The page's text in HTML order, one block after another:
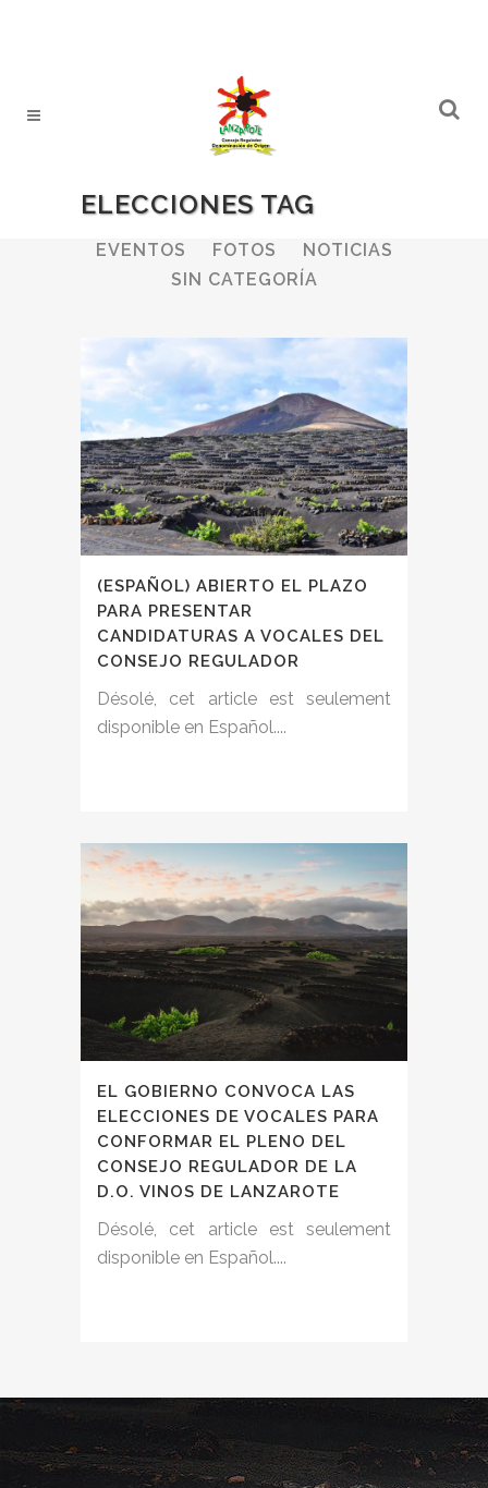
ELECCIONES TAG
ALL BODEGAS
BOLETINES
EVENTOS
FOTOS
NOTICIAS
SIN CATEGORÍA
(ESPAÑOL) ABIERTO EL PLAZO
PARA PRESENTAR
CANDIDATURAS A VOCALES DEL
CONSEJO REGULADOR
Désolé, cet article est seulement
disponible en Español....
EL GOBIERNO CONVOCA LAS
ELECCIONES DE VOCALES PARA
CONFORMAR EL PLENO DEL
CONSEJO REGULADOR DE LA
D.O. VINOS DE LANZAROTE
Désolé, cet article est seulement
disponible en Español....